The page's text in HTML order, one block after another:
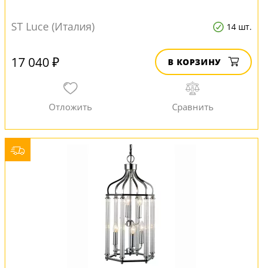
ST Luce (Италия) 14 шт.
17 040 ₽ В КОРЗИНУ